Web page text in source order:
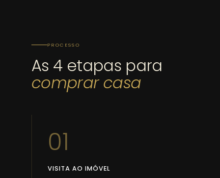
PROCESSO
As 4 etapas para
comprar casa
01
VISITA AO IMÓVEL